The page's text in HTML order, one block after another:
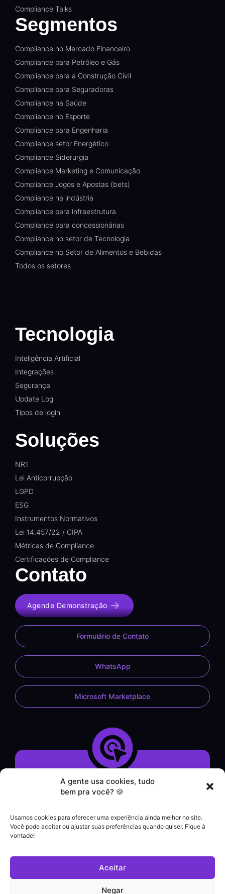
A gente usa cookies, tudo
bem pra você? 🍪
Usamos cookies para oferecer uma experiência ainda melhor no site.
Você pode aceitar ou ajustar suas preferências quando quiser. Fique à
vontade!
Aceitar
Negar
Compliance Talks
Segmentos
Compliance no Mercado Financeiro
Compliance para Petróleo e Gás
Compliance para a Construção Civil
Compliance para Seguradoras
Compliance na Saúde
Compliance no Esporte
Compliance para Engenharia
Compliance setor Energético
Compliance Siderurgia
Compliance Marketing e Comunicação
Compliance Jogos e Apostas (bets)
Compliance na indústria
Compliance para infraestrutura
Compliance para concessionárias
Compliance no setor de Tecnologia
Compliance no Setor de Alimentos e Bebidas
Todos os setores
Tecnologia
Inteligência Artificial
Integrações
Segurança
Update Log
Tipos de login
Soluções
NR1
Lei Anticorrupção
LGPD
ESG
Instrumentos Normativos
Lei 14.457/22 / CIPA
Métricas de Compliance
Certificações de Compliance
Contato
Agende Demonstração
Formulário de Contato
WhatsApp
Microsoft Marketplace
Demonstração do Sistema
Formulário de Contato
Helpdesk
|
Suporte a clientes
(21) 3180-0616